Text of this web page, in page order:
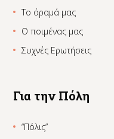
Το όραμά μας
Ο ποιμένας μας
Συχνές Ερωτήσεις
Για την Πόλη
“Πόλις”